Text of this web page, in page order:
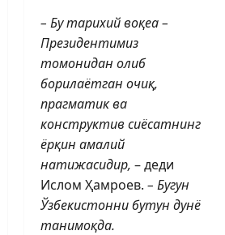
– Бу тарихий воқеа –
Президентимиз
томонидан олиб
борилаётган очиқ,
прагматик ва
конструктив сиёсатнинг
ёрқин амалий
натижасидир, – деди
Ислом Ҳамроев. – Бугун
Ўзбекистонни бутун дунё
танимоқда.